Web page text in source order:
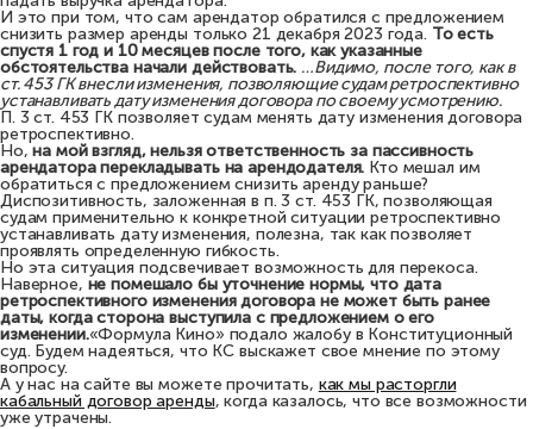
И это при том, что сам арендатор обратился с предложением
снизить размер аренды только 21 декабря 2023 года. То есть
спустя 1 год и 10 месяцев после того, как указанные
обстоятельства начали действовать. …Видимо, после того, как в
ст. 453 ГК внесли изменения, позволяющие судам ретроспективно
устанавливать дату изменения договора по своему усмотрению.
П. 3 ст. 453 ГК позволяет судам менять дату изменения договора
ретроспективно.
Но,на мой взгляд, нельзя ответственность за пассивность
арендатора перекладывать на арендодателя. Кто мешал им
обратиться с предложением снизить аренду раньше?
Диспозитивность, заложенная в п. 3 ст. 453 ГК, позволяющая
судам применительно к конкретной ситуации ретроспективно
устанавливать дату изменения, полезна, так как позволяет
проявлять определенную гибкость.
Но эта ситуация подсвечивает возможность для перекоса.
Наверное, не помешало бы уточнение нормы, что дата
ретроспективного изменения договора не может быть ранее
даты, когда сторона выступила с предложением о его
изменении.«Формула Кино» подало жалобу в Конституционный
суд. Будем надеяться, что КС выскажет свое мнение по этому
вопросу.
А у нас на сайте вы можете прочитать, как мы расторгли
кабальный договор аренды, когда казалось, что все возможности
уже утрачены.